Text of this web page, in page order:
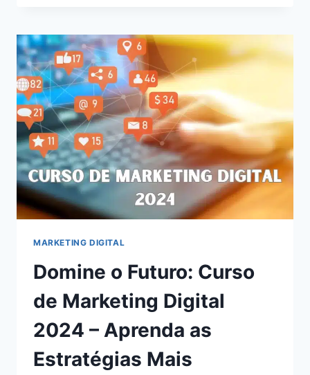
WEB
STORIES:
AUMENTE
O
ENGAJAMENTO
E
CONQUISTE
SEU
PÚBLICO
EM
2024!
MARKETING DIGITAL
Domine o Futuro: Curso
de Marketing Digital
2024 – Aprenda as
Estratégias Mais